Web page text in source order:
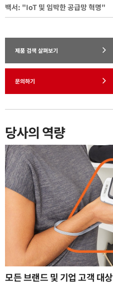
백서: "IoT 및 임박한 공급망 혁명"
제품 검색 살펴보기
문의하기
당사의 역량
모든 브랜드 및 기업 고객 대상